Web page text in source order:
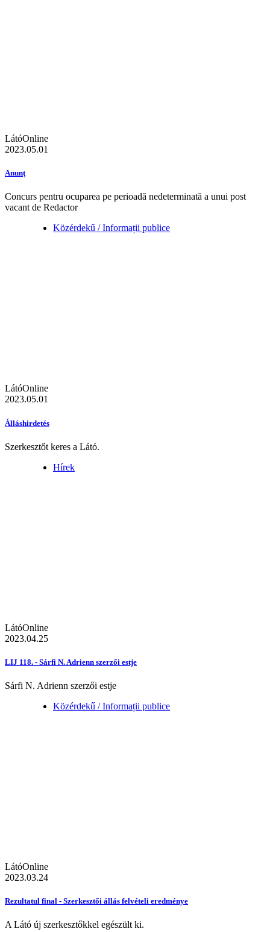
LátóOnline
2023.05.01
Anunţ
Concurs pentru ocuparea pe perioadă nedeterminată a unui post
vacant de Redactor
Közérdekű / Informații publice
LátóOnline
2023.05.01
Álláshirdetés
Szerkesztőt keres a Látó.
Hírek
LátóOnline
2023.04.25
LIJ 118. - Sárfi N. Adrienn szerzői estje
Sárfi N. Adrienn szerzői estje
Közérdekű / Informații publice
LátóOnline
2023.03.24
Rezultatul final - Szerkesztői állás felvételi eredménye
A Látó új szerkesztőkkel egészült ki.